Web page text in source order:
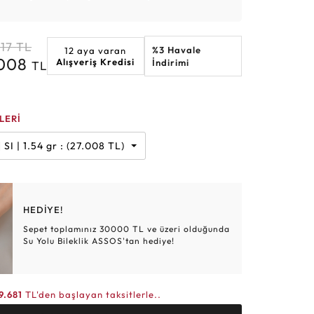
TL
TL
12 aya varan
Alışveriş Kredisi
%3 Havale
İndirimi
| F | SI | 1.54 gr : (27.008 TL)
HEDİYE!
Sepet toplamınız 30000 TL ve üzeri olduğunda
Su Yolu Bileklik ASSOS'tan hediye!
TL'den başlayan taksitlerle..